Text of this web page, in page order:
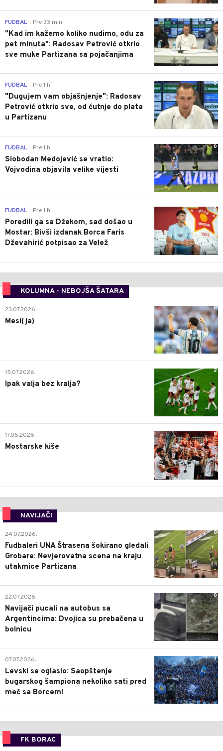
0
FUDBAL Pre 33 min
"Kad im kažemo koliko nudimo, odu za
pet minuta": Radosav Petrović otkrio
sve muke Partizana sa pojačanjima
0
FUDBAL Pre 1 h
"Dugujem vam objašnjenje": Radosav
Petrović otkrio sve, od ćutnje do plata
u Partizanu
0
FUDBAL Pre 1 h
Slobodan Medojević se vratio:
Vojvodina objavila velike vijesti
0
FUDBAL Pre 1 h
Poredili ga sa Džekom, sad došao u
Mostar: Bivši izdanak Borca Faris
Dževahirić potpisao za Velež
KOLUMNA - NEBOJŠA ŠATARA
0
23.07.2026.
Mesi(ja)
2
15.07.2026.
Ipak valja bez kralja?
0
17.05.2026.
Mostarske kiše
NAVIJAČI
0
24.07.2026.
Fudbaleri UNA Štrasena šokirano gledali
Grobare: Nevjerovatna scena na kraju
utakmice Partizana
0
22.07.2026.
Navijači pucali na autobus sa
Argentincima: Dvojica su prebačena u
bolnicu
1
07.07.2026.
Levski se oglasio: Saopštenje
bugarskog šampiona nekoliko sati pred
meč sa Borcem!
FK BORAC